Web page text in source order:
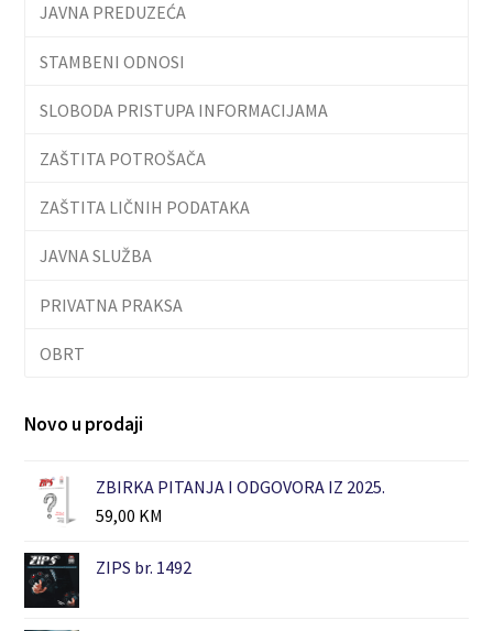
JAVNA PREDUZEĆA
STAMBENI ODNOSI
SLOBODA PRISTUPA INFORMACIJAMA
ZAŠTITA POTROŠAČA
ZAŠTITA LIČNIH PODATAKA
JAVNA SLUŽBA
PRIVATNA PRAKSA
OBRT
Novo u prodaji
ZBIRKA PITANJA I ODGOVORA IZ 2025.
59,00 KM
ZIPS br. 1492